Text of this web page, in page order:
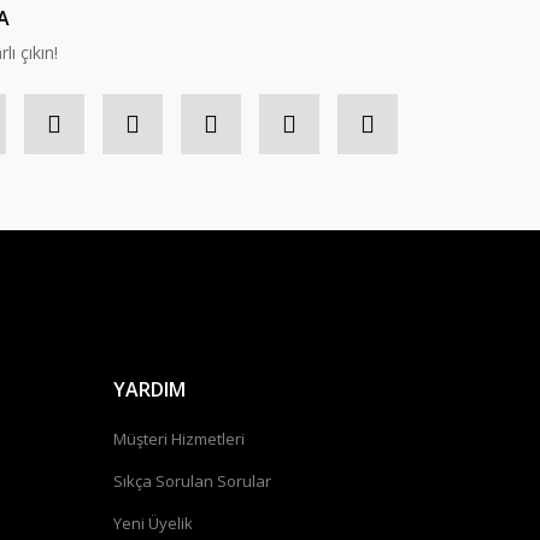
çıkın!
YARDIM
Müşteri Hizmetleri
Sıkça Sorulan Sorular
Yeni Üyelik